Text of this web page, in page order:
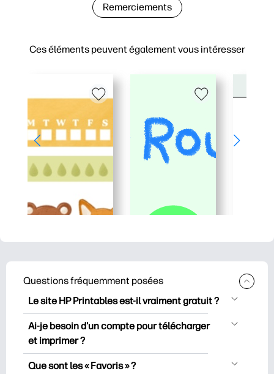
Ces éléments peuvent également vous intéresser
Remerciements
Questions fréquemment posées
Le site HP Printables est-il vraiment gratuit ?
HP Printables propose plus de 2500
documents imprimables gratuits à
télécharger et à imprimer. Découvrez
des pages de coloriage populaires, des
Ai-je besoin d'un compte pour télécharger
et imprimer ?
Vous pouvez explorer et imprimer sans
Que sont les « Favoris » ?